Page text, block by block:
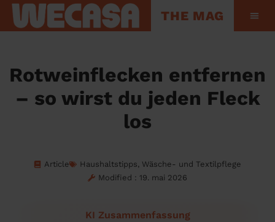
THE MAG
Rotweinflecken entfernen
– so wirst du jeden Fleck
los
Article Haushaltstipps, Wäsche- und Textilpflege
Modified : 19. mai 2026
KI Zusammenfassung